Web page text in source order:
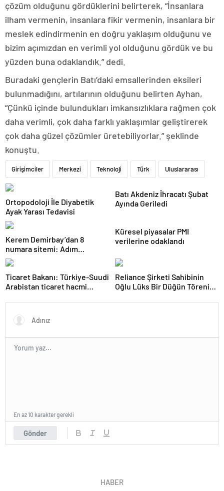
çözüm olduğunu gördüklerini belirterek, “İnsanlara
ilham vermenin, insanlara fikir vermenin, insanlara bir
meslek edindirmenin en doğru yaklaşım olduğunu ve
bizim açımızdan en verimli yol olduğunu gördük ve bu
yüzden buna odaklandık.” dedi.
Buradaki gençlerin Batı’daki emsallerinden eksileri
bulunmadığını, artılarının olduğunu belirten Ayhan,
“Çünkü içinde bulundukları imkansızlıklara rağmen çok
daha verimli, çok daha farklı yaklaşımlar geliştirerek
çok daha güzel çözümler üretebiliyorlar.” şeklinde
konuştu.
Girişimciler Merkezi Teknoloji Türk Uluslararası
Ortopodoloji İle Diyabetik
Ayak Yarası Tedavisi
Batı Akdeniz İhracatı Şubat
Ayında Geriledi
Kerem Demirbay’dan 8
numara sitemi: Adım
Kereminho olsaydı…
Küresel piyasalar PMI
verilerine odaklandı
Ticaret Bakanı: Türkiye-Suudi
Arabistan ticaret hacmi
Reliance Şirketi Sahibinin
Oğlu Lüks Bir Düğün Töreni
Gönder
En az 10 karakter gerekli
HABER